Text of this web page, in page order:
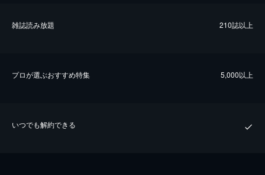
雑誌読み放題 210誌以上
プロが選ぶおすすめ特集 5,000以上
いつでも解約できる